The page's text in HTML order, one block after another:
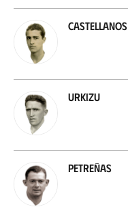
Castellanos
Urkizu
Petreñas